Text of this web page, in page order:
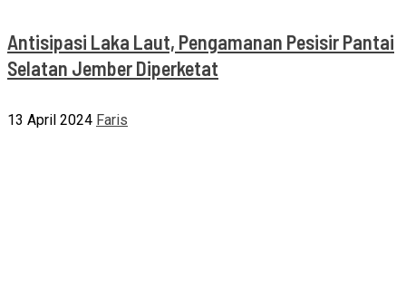
Antisipasi Laka Laut, Pengamanan Pesisir Pantai
Selatan Jember Diperketat
13 April 2024 Faris